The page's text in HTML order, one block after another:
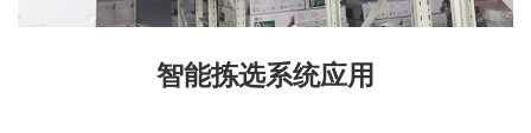
智能拣选系统应用